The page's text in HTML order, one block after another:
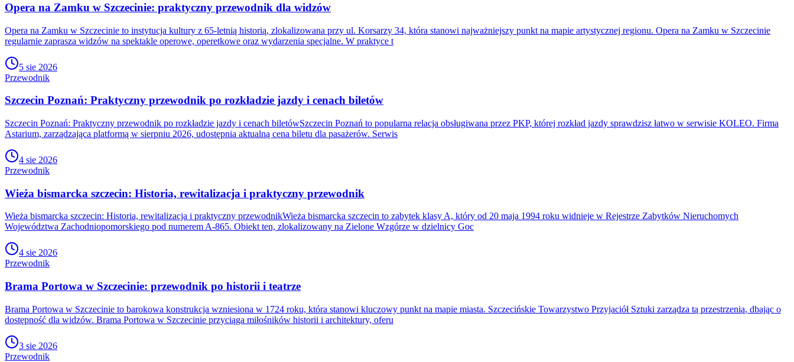
Opera na Zamku w Szczecinie: praktyczny przewodnik dla widzów
Opera na Zamku w Szczecinie to instytucja kultury z 65-letnią historią, zlokalizowana przy ul. Korsarzy 34, która stanowi najważniejszy punkt na mapie artystycznej regionu. Opera na Zamku w Szczecinie
regularnie zaprasza widzów na spektakle operowe, operetkowe oraz wydarzenia specjalne. W praktyce t
5 sie 2026
Przewodnik
Szczecin Poznań: Praktyczny przewodnik po rozkładzie jazdy i cenach biletów
Szczecin Poznań: Praktyczny przewodnik po rozkładzie jazdy i cenach biletówSzczecin Poznań to popularna relacja obsługiwana przez PKP, której rozkład jazdy sprawdzisz łatwo w serwisie KOLEO. Firma
Astarium, zarządzająca platformą w sierpniu 2026, udostępnia aktualną cena biletu dla pasażerów. Serwis
4 sie 2026
Przewodnik
Wieża bismarcka szczecin: Historia, rewitalizacja i praktyczny przewodnik
Wieża bismarcka szczecin: Historia, rewitalizacja i praktyczny przewodnikWieża bismarcka szczecin to zabytek klasy A, który od 20 maja 1994 roku widnieje w Rejestrze Zabytków Nieruchomych
Województwa Zachodniopomorskiego pod numerem A-865. Obiekt ten, zlokalizowany na Zielone Wzgórze w dzielnicy Goc
4 sie 2026
Przewodnik
Brama Portowa w Szczecinie: przewodnik po historii i teatrze
Brama Portowa w Szczecinie to barokowa konstrukcja wzniesiona w 1724 roku, która stanowi kluczowy punkt na mapie miasta. Szczecińskie Towarzystwo Przyjaciół Sztuki zarządza tą przestrzenią, dbając o
dostępność dla widzów. Brama Portowa w Szczecinie przyciąga miłośników historii i architektury, oferu
3 sie 2026
Przewodnik